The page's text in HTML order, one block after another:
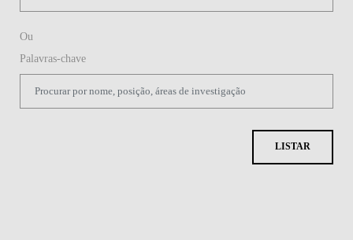
Ou
Palavras-chave
LISTAR